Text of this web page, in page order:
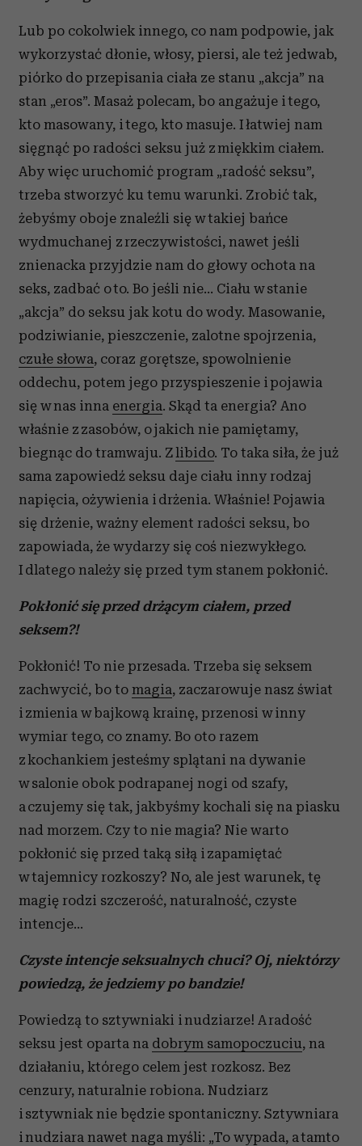
Lub po cokolwiek innego, co nam podpowie, jak
wykorzystać dłonie, włosy, piersi, ale też jedwab,
piórko do przepisania ciała ze stanu „akcja” na
stan „eros”. Masaż polecam, bo angażuje i tego,
kto masowany, i tego, kto masuje. I łatwiej nam
sięgnąć po radości seksu już z miękkim ciałem.
Aby więc uruchomić program „radość seksu”,
trzeba stworzyć ku temu warunki. Zrobić tak,
żebyśmy oboje znaleźli się w takiej bańce
wydmuchanej z rzeczywistości, nawet jeśli
znienacka przyjdzie nam do głowy ochota na
seks, zadbać o to. Bo jeśli nie… Ciału w stanie
„akcja” do seksu jak kotu do wody. Masowanie,
podziwianie, pieszczenie, zalotne spojrzenia,
czułe słowa, coraz gorętsze, spowolnienie
oddechu, potem jego przyspieszenie i pojawia
się w nas inna energia. Skąd ta energia? Ano
właśnie z zasobów, o jakich nie pamiętamy,
biegnąc do tramwaju. Zlibido. To taka siła, że już
sama zapowiedź seksu daje ciału inny rodzaj
napięcia, ożywienia i drżenia. Właśnie! Pojawia
się drżenie, ważny element radości seksu, bo
zapowiada, że wydarzy się coś niezwykłego.
I dlatego należy się przed tym stanem pokłonić.
Pokłonić się przed drżącym ciałem, przed
seksem?!
Pokłonić! To nie przesada. Trzeba się seksem
zachwycić, bo to magia, zaczarowuje nasz świat
i zmienia w bajkową krainę, przenosi w inny
wymiar tego, co znamy. Bo oto razem
z kochankiem jesteśmy splątani na dywanie
w salonie obok podrapanej nogi od szafy,
a czujemy się tak, jakbyśmy kochali się na piasku
nad morzem. Czy to nie magia? Nie warto
pokłonić się przed taką siłą i zapamiętać
w tajemnicy rozkoszy? No, ale jest warunek, tę
magię rodzi szczerość, naturalność, czyste
intencje…
Czyste intencje seksualnych chuci? Oj, niektórzy
powiedzą, że jedziemy po bandzie!
Powiedzą to sztywniaki i nudziarze! A radość
seksu jest oparta na dobrym samopoczuciu, na
działaniu, którego celem jest rozkosz. Bez
cenzury, naturalnie robiona. Nudziarz
i sztywniak nie będzie spontaniczny. Sztywniara
i nudziara nawet naga myśli: „To wypada, a tamto